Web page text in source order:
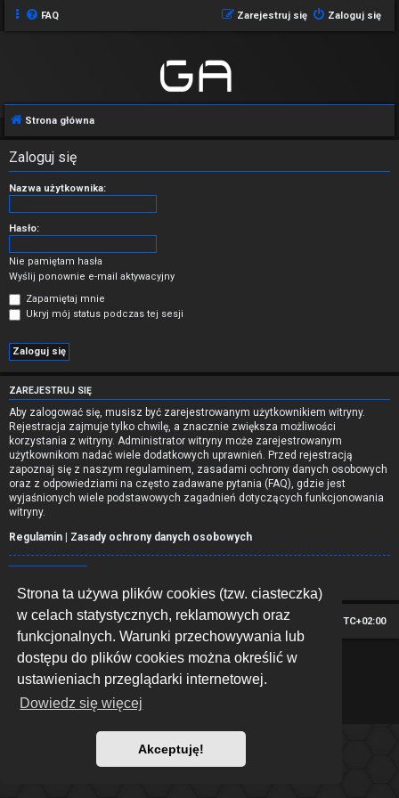
Strona ta używa plików cookies (tzw. ciasteczka)
w celach statystycznych, reklamowych oraz
funkcjonalnych. Warunki przechowywania lub
dostępu do plików cookies można określić w
ustawieniach przeglądarki internetowej.
Dowiedz się więcej
Akceptuję!
FAQ Zaloguj się
Zarejestruj się
Strona główna
Zaloguj się
Nazwa użytkownika:
Hasło:
Nie pamiętam hasła
Wyślij ponownie e-mail aktywacyjny
Zapamiętaj mnie
Ukryj mój status podczas tej sesji
ZAREJESTRUJ SIĘ
Aby zalogować się, musisz być zarejestrowanym użytkownikiem witryny.
Rejestracja zajmuje tylko chwilę, a znacznie zwiększa możliwości
korzystania z witryny. Administrator witryny może zarejestrowanym
użytkownikom nadać wiele dodatkowych uprawnień. Przed rejestracją
zapoznaj się z naszym regulaminem, zasadami ochrony danych osobowych
oraz z odpowiedziami na często zadawane pytania (FAQ), gdzie jest
wyjaśnionych wiele podstawowych zagadnień dotyczących funkcjonowania
witryny.
Regulamin | Zasady ochrony danych osobowych
Strona główna Strefa czasowa UTC+02:00
*Hexagon style byMannixMD
Technologię dostarczaphpBB® Forum Software © phpBB Limited
Polski pakiet językowy dostarcza
Zasady ochrony danych osobowych